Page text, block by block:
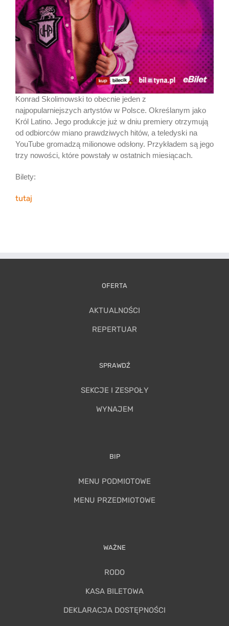
Konrad Skolimowski to obecnie jeden z
najpopularniejszych artystów w Polsce. Określanym jako
Król Latino. Jego produkcje już w dniu premiery otrzymują
od odbiorców miano prawdziwych hitów, a teledyski na
YouTube gromadzą milionowe odsłony. Przykładem są jego
trzy nowości, które powstały w ostatnich miesiącach.
Bilety:
tutaj
OFERTA
AKTUALNOŚCI
REPERTUAR
SPRAWDŹ
SEKCJE I ZESPOŁY
WYNAJEM
BIP
MENU PODMIOTOWE
MENU PRZEDMIOTOWE
WAŻNE
RODO
KASA BILETOWA
DEKLARACJA DOSTĘPNOŚCI